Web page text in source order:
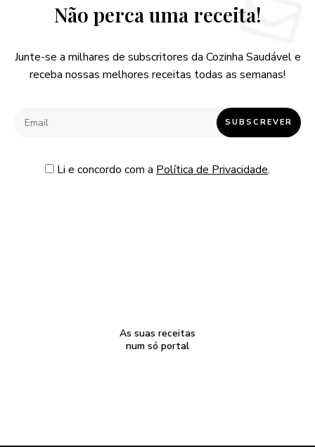
Não perca uma receita!
Junte-se a milhares de subscritores da Cozinha Saudável e
receba nossas melhores receitas todas as semanas!
Li e concordo com a Política de Privacidade.
As suas receitas
num só portal